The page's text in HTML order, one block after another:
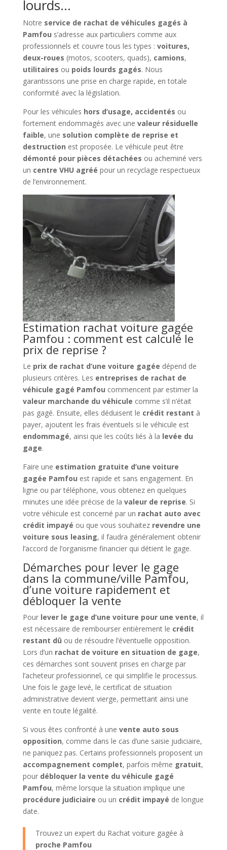
lourds…
Notre service de rachat de véhicules gagés à
Pamfou s’adresse aux particuliers comme aux
professionnels et couvre tous les types : voitures,
deux-roues (motos, scooters, quads), camions,
utilitaires ou poids lourds gagés. Nous
garantissons une prise en charge rapide, en totale
conformité avec la législation.
Pour les véhicules hors d’usage, accidentés ou
fortement endommagés avec une valeur résiduelle
faible, une solution complète de reprise et
destruction est proposée. Le véhicule peut être
démonté pour pièces détachées ou acheminé vers
un centre VHU agréé pour un recyclage respectueux
de l’environnement.
Estimation rachat voiture gagée
Pamfou : comment est calculé le
prix de reprise ?
Le prix de rachat d’une voiture gagée dépend de
plusieurs critères. Les entreprises de rachat de
véhicule gagé Pamfou commencent par estimer la
valeur marchande du véhicule comme s’il n’était
pas gagé. Ensuite, elles déduisent le crédit restant à
payer, ajoutent les frais éventuels si le véhicule est
endommagé, ainsi que les coûts liés à la levée du
gage.
Faire une estimation gratuite d’une voiture
gagée Pamfou est rapide et sans engagement. En
ligne ou par téléphone, vous obtenez en quelques
minutes une idée précise de la valeur de reprise. Si
votre véhicule est concerné par un rachat auto avec
crédit impayé ou que vous souhaitez revendre une
voiture sous leasing, il faudra généralement obtenir
l’accord de l’organisme financier qui détient le gage.
Démarches pour lever le gage
dans la commune/ville Pamfou,
d’une voiture rapidement et
débloquer la vente
Pour lever le gage d’une voiture pour une vente, il
est nécessaire de rembourser entièrement le crédit
restant dû ou de résoudre l’éventuelle opposition.
Lors d’un rachat de voiture en situation de gage,
ces démarches sont souvent prises en charge par
l’acheteur professionnel, ce qui simplifie le processus.
Une fois le gage levé, le certificat de situation
administrative devient vierge, permettant ainsi une
vente en toute légalité.
Si vous êtes confronté à une vente auto sous
opposition, comme dans le cas d’une saisie judiciaire,
ne paniquez pas. Certains professionnels proposent un
accompagnement complet, parfois même gratuit,
pour débloquer la vente du véhicule gagé
Pamfou, même lorsque la situation implique une
procédure judiciaire ou un crédit impayé de longue
date.
Trouvez un expert du Rachat voiture gagée à
proche Pamfou